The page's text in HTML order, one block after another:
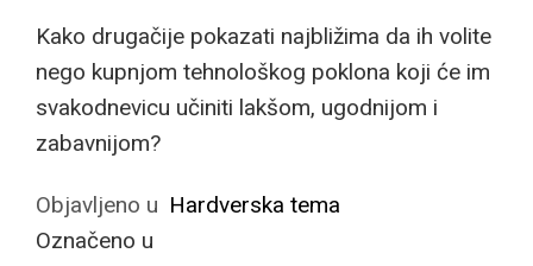
Kako drugačije pokazati najbližima da ih volite
nego kupnjom tehnološkog poklona koji će im
svakodnevicu učiniti lakšom, ugodnijom i
zabavnijom?
Objavljeno u Hardverska tema
Označeno u